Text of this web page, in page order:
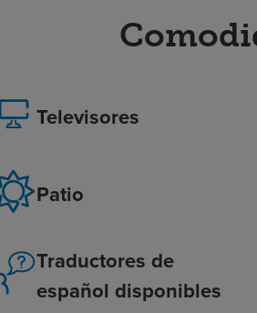
Televisores
Patio
Traductores de
español disponibles